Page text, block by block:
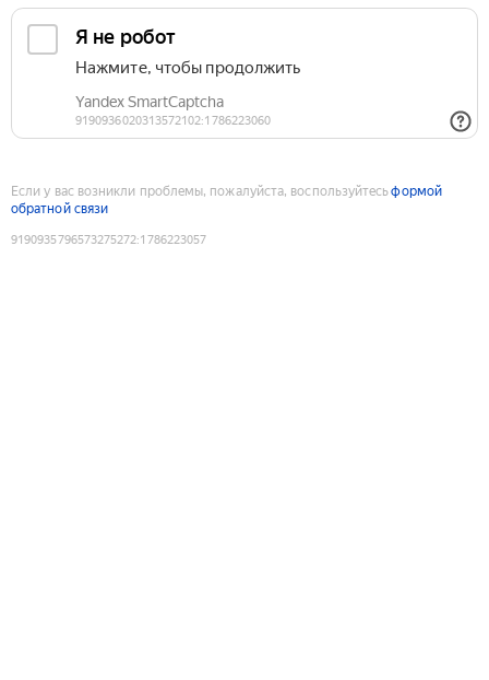
Если у вас возникли проблемы, пожалуйста, воспользуйтесьформой
обратной связи
9190935796573275272:1786223057